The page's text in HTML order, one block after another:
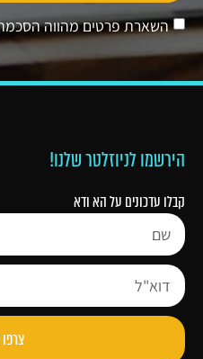
השארת פרטים מהווה
הירשמו לניוזלטר שלנו!
קבלו עדכונים על הא ודא